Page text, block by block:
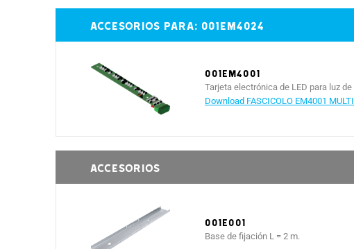
Accesorios para: 001EM4024
001EM4001
Tarjeta electrónica de LED para luz
Download FASCICOLO EM4001
Accesorios
001E001
Base de fijación L = 2 m.